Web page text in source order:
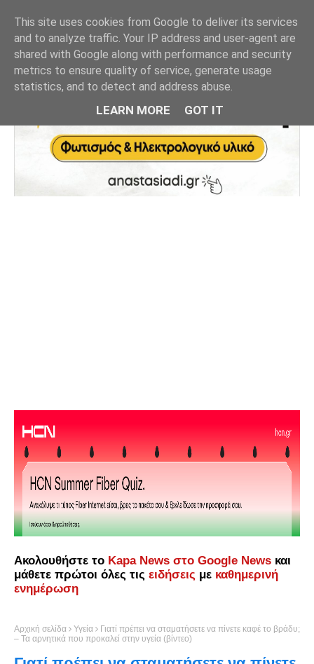
Ακολουθήστε το Kapa News στο Google News και
μάθετε πρώτοι όλες τις ειδήσεις με καθημερινή
ενημέρωση
Αρχική σελίδα Υγεία
Γιατί πρέπει να σταματήσετε να πίνετε καφέ το βράδυ;
– Τα αρνητικά που προκαλεί στην υγεία (βίντεο)
This site uses cookies from Google to deliver its services
and to analyze traffic. Your IP address and user-agent are
shared with Google along with performance and security
metrics to ensure quality of service, generate usage
statistics, and to detect and address abuse.
LEARN MORE GOT IT